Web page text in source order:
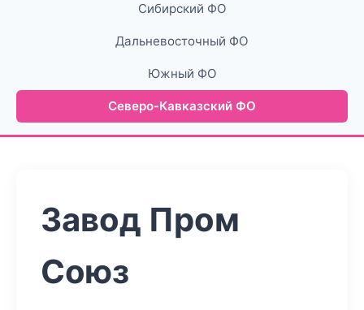
Сибирский ФО
Дальневосточный ФО
Южный ФО
Северо-Кавказский ФО
Завод Пром
Союз